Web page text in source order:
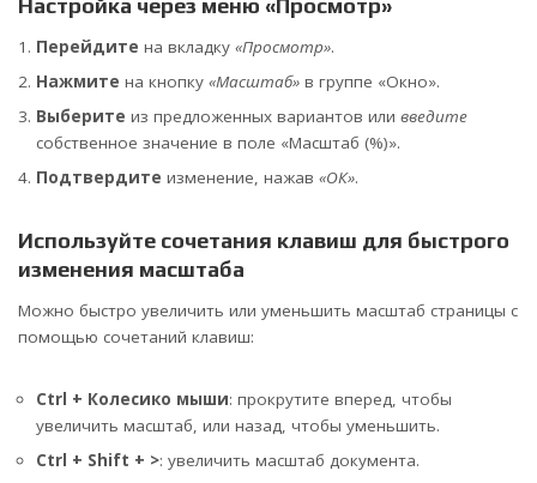
Настройка через меню «Просмотр»
Перейдите на вкладку «Просмотр».
Нажмите на кнопку «Масштаб» в группе «Окно».
Выберите из предложенных вариантов или введите
собственное значение в поле «Масштаб (%)».
Подтвердите изменение, нажав «ОК».
Используйте сочетания клавиш для быстрого
изменения масштаба
Можно быстро увеличить или уменьшить масштаб страницы с
помощью сочетаний клавиш:
Ctrl + Колесико мыши: прокрутите вперед, чтобы
увеличить масштаб, или назад, чтобы уменьшить.
Ctrl + Shift + >: увеличить масштаб документа.